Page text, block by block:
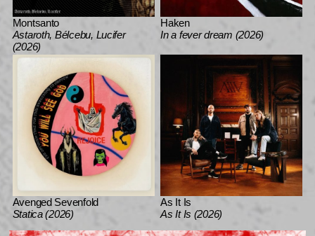
Montsanto
Astaroth, Bélcebu, Lucifer
(2026)
Haken
In a fever dream (2026)
Avenged Sevenfold
Statica (2026)
As It Is
As It Is (2026)